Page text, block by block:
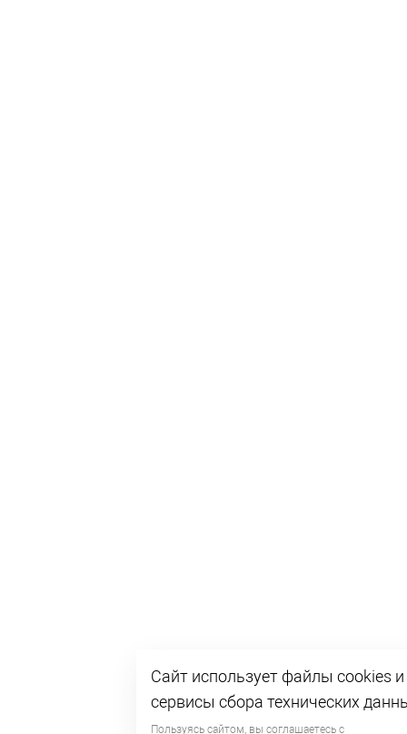
Сайт использует файлы cookies и
сервисы сбора технических
Пользуясь сайтом, вы соглашаетесь с